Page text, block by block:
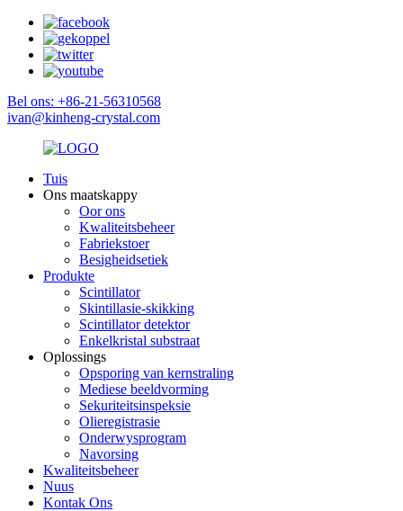
Bel ons: +86-21-56310568
ivan@kinheng-crystal.com
Tuis
Ons maatskappy
Oor ons
Kwaliteitsbeheer
Fabriekstoer
Besigheidsetiek
Produkte
Scintillator
Skintillasie-skikking
Scintillator detektor
Enkelkristal substraat
Oplossings
Opsporing van kernstraling
Mediese beeldvorming
Sekuriteitsinspeksie
Olieregistrasie
Onderwysprogram
Navorsing
Kwaliteitsbeheer
Nuus
Kontak Ons